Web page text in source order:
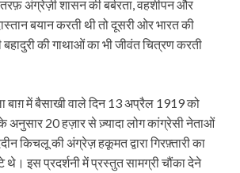
अंग्रेज़ी शासन की बर्बरता, वहशीपन और
बयान करती थी तो दूसरी ओर भारत की
की गाथाओं का भी जीवंत चित्रण करती
बाग़ में बैसाखी वाले दिन 13 अप्रैल 1919 को
अनुसार 20 हज़ार से ज़्यादा लोग कांग्रेसी नेताओं
किचलू की अंग्रेज़ हकूमत द्वारा गिरफ़्तारी का
इस प्रदर्शनी में प्रस्तुत सामग्री चौंका देने